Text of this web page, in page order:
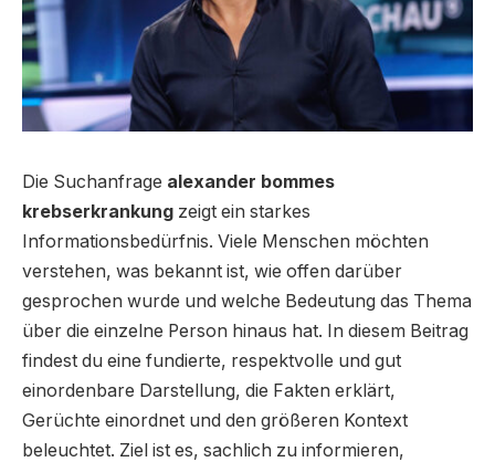
Die Suchanfrage alexander bommes
krebserkrankung zeigt ein starkes
Informationsbedürfnis. Viele Menschen möchten
verstehen, was bekannt ist, wie offen darüber
gesprochen wurde und welche Bedeutung das Thema
über die einzelne Person hinaus hat. In diesem Beitrag
findest du eine fundierte, respektvolle und gut
einordenbare Darstellung, die Fakten erklärt,
Gerüchte einordnet und den größeren Kontext
beleuchtet. Ziel ist es, sachlich zu informieren,